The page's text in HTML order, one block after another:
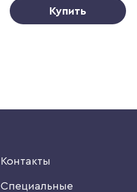
Купить
Контакты
Специальные